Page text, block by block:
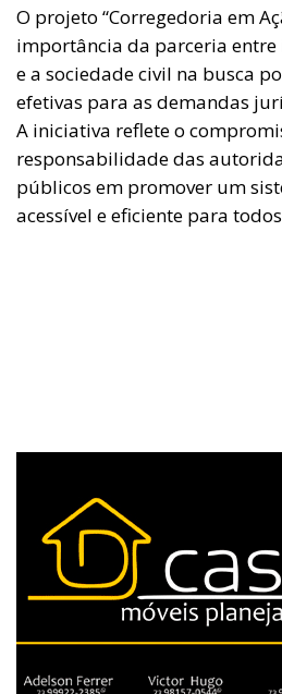
O projeto “Corregedoria em
importância da parceria
e a sociedade civil na busca
efetivas para as demandas
A iniciativa reflete o
responsabilidade das
públicos em promover um
acessível e eficiente para